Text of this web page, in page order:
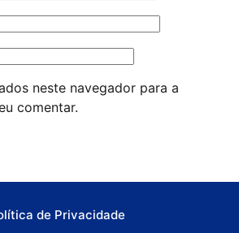
neste navegador para a
comentar.
de Privacidade